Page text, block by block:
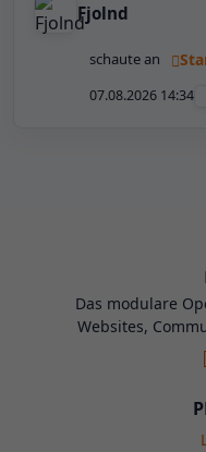
Fjolnd
schaute an
07.08.2026 14:34
Das modulare
Websites,